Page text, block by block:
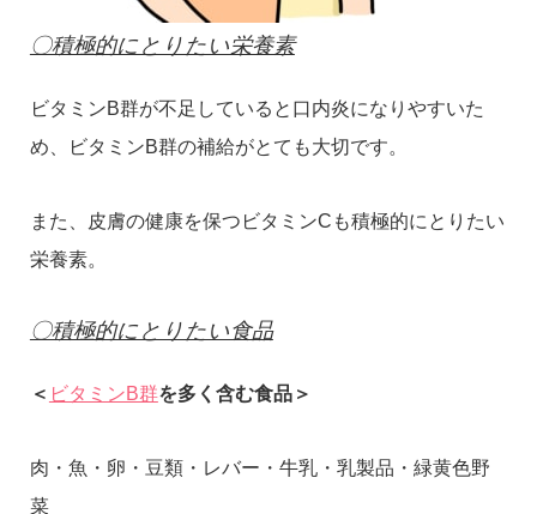
〇積極的にとりたい栄養素
ビタミンB群が不足していると口内炎になりやすいた
め、ビタミンB群の補給がとても大切です。
また、皮膚の健康を保つビタミンCも積極的にとりたい
栄養素。
〇積極的にとりたい食品
＜ ビタミンB群を多く含む食品＞
肉・魚・卵・豆類・レバー・牛乳・乳製品・緑黄色野
菜